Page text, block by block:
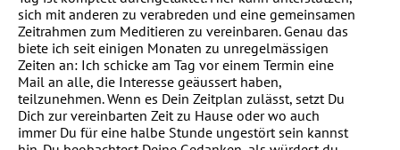
sich mit anderen zu verabreden und eine gemeinsamen
Zeitrahmen zum Meditieren zu vereinbaren. Genau das
biete ich seit einigen Monaten zu unregelmässigen
Zeiten an: Ich schicke am Tag vor einem Termin eine
Mail an alle, die Interesse geäussert haben,
teilzunehmen. Wenn es Dein Zeitplan zulässt, setzt Du
Dich zur vereinbarten Zeit zu Hause oder wo auch
immer Du für eine halbe Stunde ungestört sein kannst